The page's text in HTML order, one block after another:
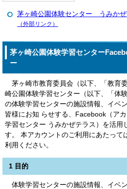
茅ヶ崎公園体験センター うみか
（外部リンク）
茅ヶ崎公園体験学習センター
ー
茅ヶ崎市教育委員会（以下、「教育
崎公園体験学習センター（以下、「体
の体験学習センターの施設情報、イベ
皆様にお知 らせする、Facebook（ア
学習センター うみかぜテラス）を活用
す。 本アカウントのご利用にあたって
利用ください。
1 目的
体験学習センターの施設情報、イベ